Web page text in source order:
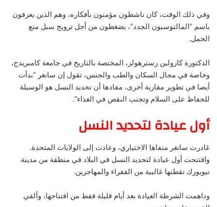
وفي ذلك الوقت، كان ناشطون مؤمنون بأفكاره، وهم الذين يعرفون
باسم “المالتوسيون الجدد”، يضغطون من أجل ترويج سبل منع
الحمل.
الدكتورة كارولين رسترهولز، المختصة بالتاريخ في جامعة كامبريدج،
وخاصة في مجال السكان والطب والجنس، تقول إن سانغر “بدأت
أيضا في تطوير مقاربة أخرى، مفادها أن تحديد النسل هو الوسيلة
للحفاظ على السلام وتجنب النقص في الغذاء”.
أول عيادة لتحديد النسل
غادرت سانغر منفاها الاختياري، وعادت إلى الولايات المتحدة.
وافتتحت أول عيادة لتحديد النسل في البلاد في منطقة من مدينة
نيويورك تقطنها غالبية من الفقراء والمهاجرين.
وداهمت الشرطة العيادة بعد أيام قليلة فقط من افتتاحها، وألقي